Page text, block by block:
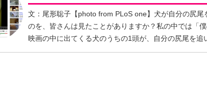
文：尾形聡子【photo from PLoS one】犬が自分の尻尾
のを、皆さんは見たことがありますか？私の中では「
映画の中に出てくる犬のうちの1頭が、自分の尻尾を追
む】